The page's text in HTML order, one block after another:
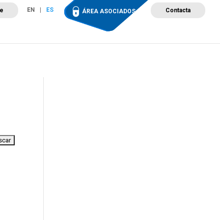
EN ES ÁREA ASOCIADOS Contacta
Campus de Formación